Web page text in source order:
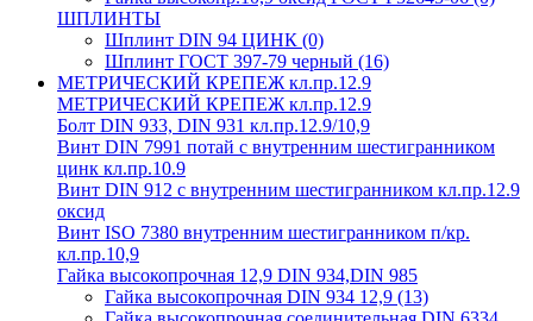
ШПЛИНТЫ
Шплинт DIN 94 ЦИНК (0)
Шплинт ГОСТ 397-79 черный (16)
МЕТРИЧЕСКИЙ КРЕПЕЖ кл.пр.12.9
МЕТРИЧЕСКИЙ КРЕПЕЖ кл.пр.12.9
Болт DIN 933, DIN 931 кл.пр.12.9/10,9
Винт DIN 7991 потай с внутренним шестигранником
цинк кл.пр.10.9
Винт DIN 912 с внутренним шестигранником кл.пр.12.9
оксид
Винт ISO 7380 внутренним шестигранником п/кр.
кл.пр.10,9
Гайка высокопрочная 12,9 DIN 934,DIN 985
Гайка высокопрочная DIN 934 12,9 (13)